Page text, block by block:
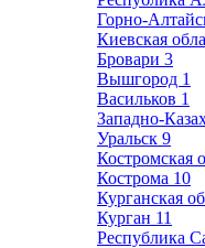
Горно-
Киевская
Бровари 3
Вышгород 1
Васильков 1
Западно-
Уральск 9
Костромская
Кострома 10
Курганская
Курган 11
Республика